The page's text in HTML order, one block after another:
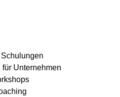
Unternehmen